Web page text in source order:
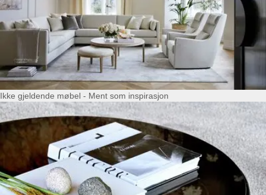
Ikke gjeldende møbel - Ment som inspirasjon